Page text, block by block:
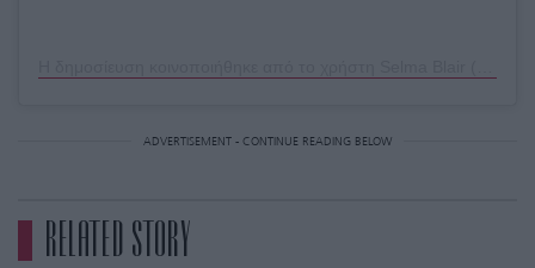
ADVERTISEMENT - CONTINUE READING BELOW
RELATED STORY